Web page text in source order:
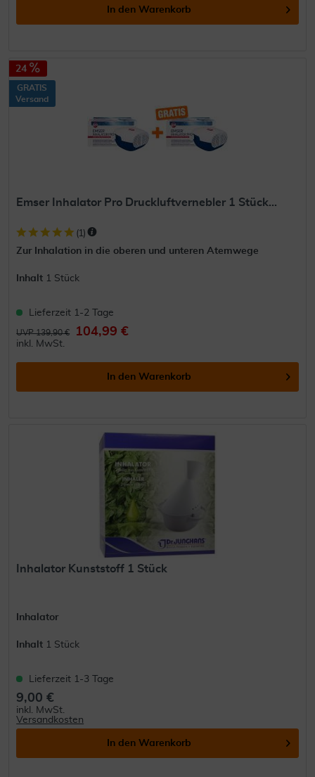
In den Warenkorb
24
GRATIS
Versand
Emser Inhalator Pro Druckluftvernebler 1 Stück...
(1 )
Zur Inhalation in die oberen und unteren Atemwege
Inhalt 1 Stück
Lieferzeit 1-2 Tage
UVP 139,90 € 104,99 €
inkl. MwSt.
In den Warenkorb
Inhalator Kunststoff 1 Stück
Inhalator
Inhalt 1 Stück
Lieferzeit 1-3 Tage
9,00 €
inkl. MwSt.
Versandkosten
In den Warenkorb